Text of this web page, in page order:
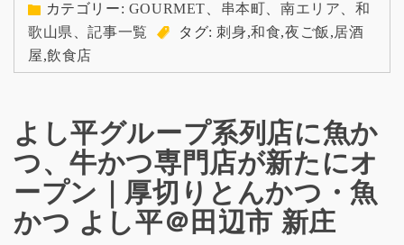
カテゴリー: GOURMET 串本町 、南エリア 、和
歌山県
、記事一覧 タグ:刺身,和食,夜ご飯 ,居酒
屋,飲食店
よし平グループ系列店に魚か
つ、牛かつ専門店が新たにオ
ープン｜厚切りとんかつ・魚
かつ よし平＠田辺市 新庄